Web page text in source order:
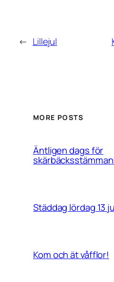
← Lillejul
MORE POSTS
Äntligen dags för
Städdag lördag 13
Kom och ät våfflor!